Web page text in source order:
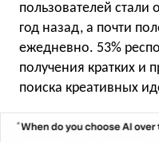
пользователей
год назад, а почти
ежедневно. 53%
получения кратких и
поиска креативных